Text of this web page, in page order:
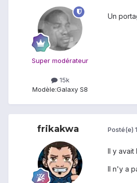
Super modérateur
15k
Modèle:Galaxy S8
Un
frikakwa Posté(e)
Il y avait
Il n'y a